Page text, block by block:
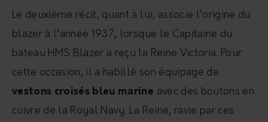
Le deuxième récit, quant à lui, associe l’origine du
blazer à l’année 1937, lorsque le Capitaine du
bateau HMS Blazer a reçu la Reine Victoria. Pour
cette occasion, il a habillé son équipage de
vestons croisés bleu marine avec des boutons en
cuivre de la Royal Navy. La Reine, ravie par ces